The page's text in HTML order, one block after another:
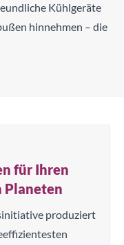
Kühlgeräte
hinnehmen – die
für Ihren
Planeten
produziert